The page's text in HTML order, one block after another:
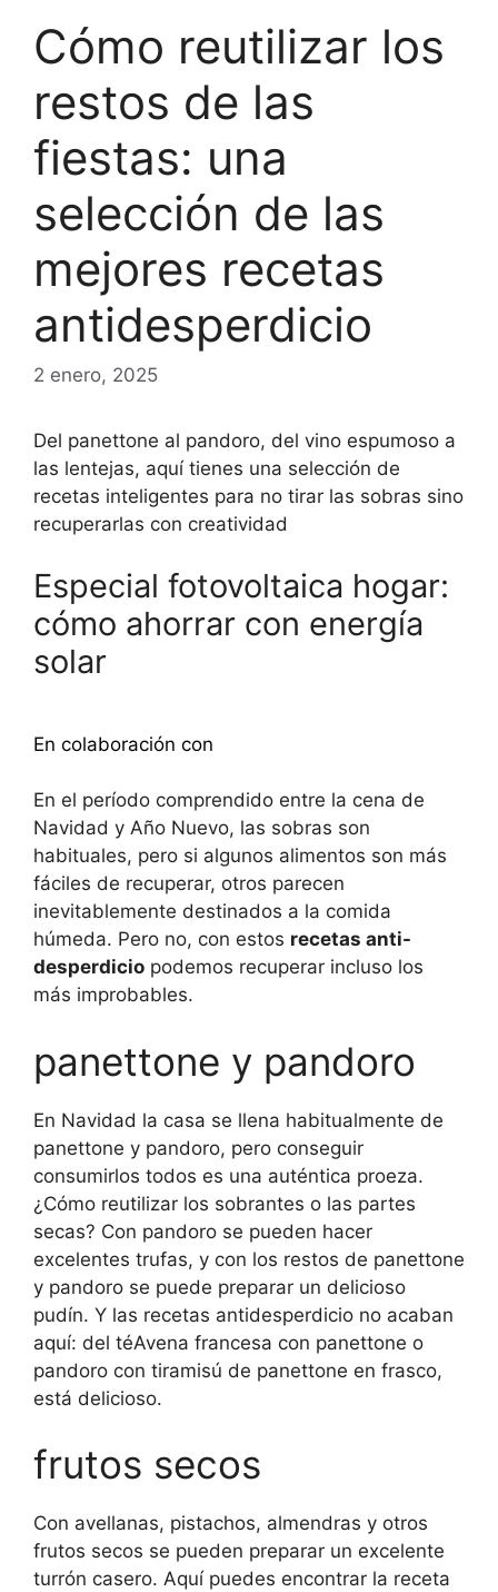
Cómo reutilizar los
restos de las
fiestas: una
selección de las
mejores recetas
antidesperdicio
2 enero, 2025
Del panettone al pandoro, del vino espumoso a
las lentejas, aquí tienes una selección de
recetas inteligentes para no tirar las sobras sino
recuperarlas con creatividad
Especial fotovoltaica hogar:
cómo ahorrar con energía
solar
En colaboración con
En el período comprendido entre la cena de
Navidad y Año Nuevo, las sobras son
habituales, pero si algunos alimentos son más
fáciles de recuperar, otros parecen
inevitablemente destinados a la comida
húmeda. Pero no, con estos recetas anti-
desperdicio podemos recuperar incluso los
más improbables.
panettone y pandoro
En Navidad la casa se llena habitualmente de
panettone y pandoro, pero conseguir
consumirlos todos es una auténtica proeza.
¿Cómo reutilizar los sobrantes o las partes
secas? Con pandoro se pueden hacer
excelentes trufas, y con los restos de panettone
y pandoro se puede preparar un delicioso
pudín. Y las recetas antidesperdicio no acaban
aquí: del téAvena francesa con panettone o
pandoro con tiramisú de panettone en frasco,
está delicioso.
frutos secos
Con avellanas, pistachos, almendras y otros
frutos secos se pueden preparar un excelente
turrón casero. Aquí puedes encontrar la receta